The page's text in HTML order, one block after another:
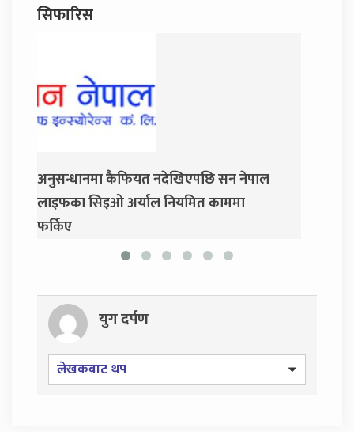
सिफारिस
सन नेपाल
काममा
जय नेपाल पार्टी खोल्दै धवल शम्शेर र दुर्गा
प्रसाईं, साउन २८ गते निर्वाचन आयोग जाने
युग दर्पण
लेखकबाट थप